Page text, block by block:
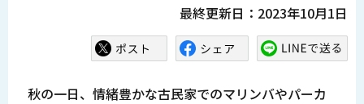
最終更新日：2023年10月1日
秋の一日、情緒豊かな古民家でのマリンバやパーカ